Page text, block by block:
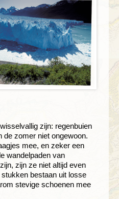
zijn: regenbuien
de zomer niet ongewoon.
mee, en zeker een
wandelpaden van
zijn ze niet altijd even
bestaan uit losse
stevige schoenen mee